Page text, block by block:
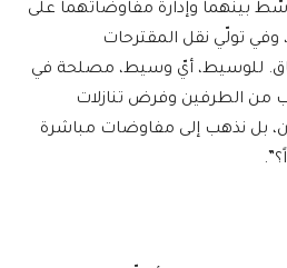
بينهما وإدارة مفاوضاتهما على
وفي تولّي نقل المقترحات
للوسيط، أيّ وسيط، مصلحة في
من الطرفين وفرض تنازلات
بل نذهب إلى مفاوضات مباشرة